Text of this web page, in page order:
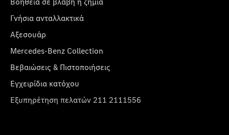
Γνήσια ανταλλακτικά
Αξεσουάρ
Mercedes-Benz Collection
Βεβαιώσεις & Πιστοποιήσεις
Εγχειρίδια κατόχου
Εξυπηρέτηση πελατών 211 2111556